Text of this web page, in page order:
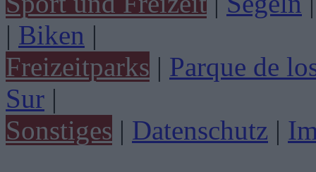
| Biken |
Freizeitparks | Parque de
Sur |
Sonstiges | Datenschutz |